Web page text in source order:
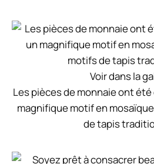
Voir dans la
Les pièces de monnaie ont
magnifique motif en
de tapis